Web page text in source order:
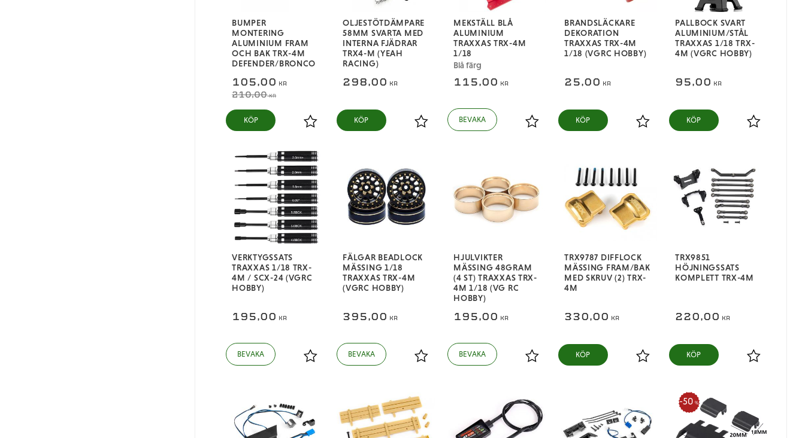
BUMPER
MONTERING
ALUMINIUM FRAM
OCH BAK TRX-4M
DEFENDER/BRONCO
105,00 KR
210,00KR
Lägg till i favoriter
KÖP
OLJESTÖTDÄMPARE
58MM SVARTA MED
INTERNA FJÄDRAR
TRX4-M (YEAH
RACING)
298,00 KR
Lägg till i favoriter
KÖP
MEKSTÄLL BLÅ
ALUMINIUM
TRAXXAS TRX-4M
1/18
Blå färg
115,00 KR
Lägg till i favoriter
BRANDSLÄCKARE
DEKORATION
TRAXXAS TRX-4M
1/18 (VGRC HOBBY)
25,00 KR
Lägg till i favoriter
KÖP
PALLBOCK SVART
ALUMINIUM/STÅL
TRAXXAS 1/18 TRX-
4M (VGRC HOBBY)
95,00 KR
Lägg till i
KÖP
VERKTYGSSATS
TRAXXAS 1/18 TRX-
4M / SCX-24 (VGRC
HOBBY)
195,00 KR
Lägg till i favoriter
FÄLGAR BEADLOCK
MÄSSING 1/18
TRAXXAS TRX-4M
(VGRC HOBBY)
395,00 KR
Lägg till i favoriter
HJULVIKTER
MÄSSING 48GRAM
(4 ST) TRAXXAS TRX-
4M 1/18 (VG RC
HOBBY)
195,00 KR
Lägg till i favoriter
TRX9787 DIFFLOCK
MÄSSING FRAM/BAK
MED SKRUV (2) TRX-
4M
330,00 KR
Lägg till i favoriter
KÖP
TRX9851
HÖJNINGSSATS
KOMPLETT TRX-4M
220,00 KR
Lägg till i
KÖP
50 %